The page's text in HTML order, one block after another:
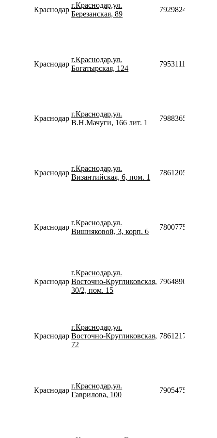
Краснодар
г.Краснодар,ул.
Березанская, 89
79298241625
Краснодар
г.Краснодар,ул.
Богатырская, 124
79531115990
Краснодар
г.Краснодар,ул.
В.Н.Мачуги, 166 лит. 1
79883656713
Краснодар
г.Краснодар,ул.
Византийская, 6, пом. 1
78612052612
Краснодар
г.Краснодар,ул.
Вишняковой, 3, корп. 6
78007753553
Краснодар
г.Краснодар,ул.
Восточно-Кругликовская,
30/2, пом. 15
79648908289
Краснодар
г.Краснодар,ул.
Восточно-Кругликовская,
72
78612176223
Краснодар
г.Краснодар,ул.
Гаврилова, 100
79054754005